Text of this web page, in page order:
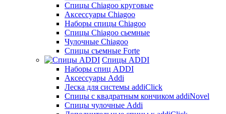
Cпицы Сhiagoo круговые
Аксессуары Chiagoo
Наборы спицы Chiagoo
Спицы Chiagoo сьемные
Чулочные Chiagoo
Спицы съемные Forte
Спицы ADDI
Наборы спиц ADDI
Аксессуары Addi
Леска для системы addiClick
Спицы с квадратным кончиком addiNovel
Спицы чулочные Addi